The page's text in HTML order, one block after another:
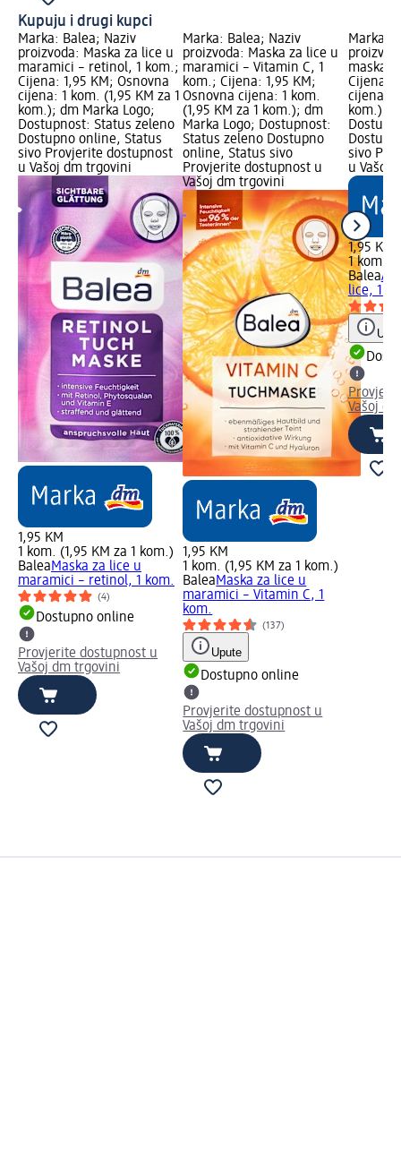
Kupuju i drugi kupci
Marka: Balea; Naziv
proizvoda: Maska za lice u
maramici – retinol, 1 kom.;
Cijena: 1,95 KM; Osnovna
cijena: 1 kom. (1,95 KM za 1
kom.); dm Marka Logo;
Dostupnost: Status zeleno
Dostupno online, Status
sivo Provjerite dostupnost
u Vašoj dm trgovini
1,95 KM
1 kom. (1,95 KM za 1 kom.)
BaleaMaska za lice u
maramici – retinol, 1 kom.
(4)
Dostupno online
Provjerite dostupnost u
Vašoj dm trgovini
Marka: Balea; Naziv
proizvoda: Maska za lice u
maramici – Vitamin C, 1
kom.; Cijena: 1,95 KM;
Osnovna cijena: 1 kom.
(1,95 KM za 1 kom.); dm
Marka Logo; Dostupnost:
Status zeleno Dostupno
online, Status sivo
Provjerite dostupnost u
Vašoj dm trgovini
1,95 KM
1 kom. (1,95 KM za 1 kom.)
BaleaMaska za lice u
maramici – Vitamin C, 1
kom.
(137)
Upute
Dostupno online
Provjerite dostupnost u
Vašoj dm trgovini
Marka:
maska
Cijena:
cijena: 1
kom.);
sivo
u Vašoj
1,95 KM
1 kom.
Balea
lice, 1
Vašoj